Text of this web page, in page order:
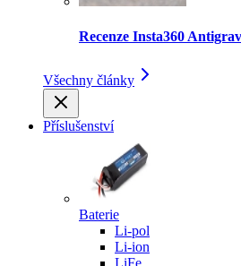
Recenze Insta360
Všechny články
Příslušenství
Baterie
Li-pol
Li-ion